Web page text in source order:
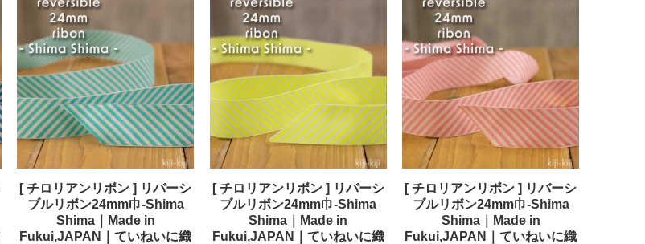
[ チロリアンリボン ] リバーシ
ブルリボン24mm巾-Shima
Shima｜Made in
Fukui,JAPAN｜ていねいに織
[ チロリアンリボン ] リバーシ
ブルリボン24mm巾-Shima
Shima｜Made in
Fukui,JAPAN｜ていねいに織
[ チロリアンリボン ] リバーシ
ブルリボン24mm巾-Shima
Shima｜Made in
Fukui,JAPAN｜ていねいに織